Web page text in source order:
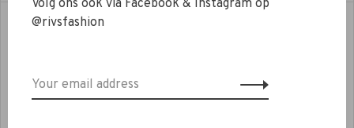
Volg ons ook via Facebook & Instagram op
@rivsfashion